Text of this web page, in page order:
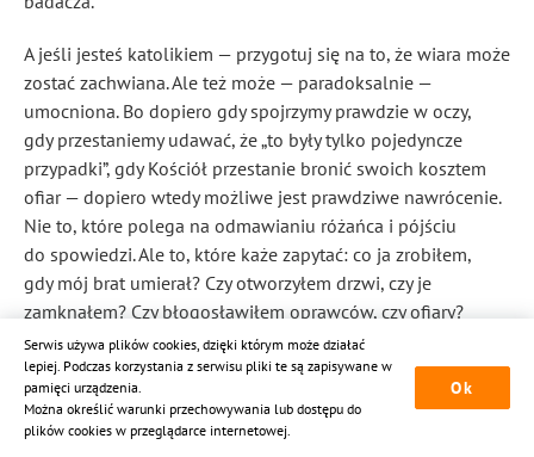
A jeśli jesteś katolikiem — przygotuj się na to, że wiara może
zostać zachwiana. Ale też może — paradoksalnie —
umocniona. Bo dopiero gdy spojrzymy prawdzie w oczy,
gdy przestaniemy udawać, że „to były tylko pojedyncze
przypadki”, gdy Kościół przestanie bronić swoich kosztem
ofiar — dopiero wtedy możliwe jest prawdziwe nawrócenie.
Nie to, które polega na odmawianiu różańca i pójściu
do spowiedzi. Ale to, które każe zapytać: co ja zrobiłem,
gdy mój brat umierał? Czy otworzyłem drzwi, czy je
zamknąłem? Czy błogosławiłem oprawców, czy ofiary?
Wracam do myśli, która towarzyszyła mi, gdy pisałem
ostatnie zdania tego rozdziału, siedząc w hotelowym
pokoju w Kigali, z widokiem na wzgórza, na których ćwierć
Serwis używa plików cookies, dzięki którym może działać
lepiej. Podczas korzystania z serwisu pliki te są zapisywane w
pamięci urządzenia.
Można określić warunki przechowywania lub dostępu do
plików cookies w przeglądarce internetowej.
Ok